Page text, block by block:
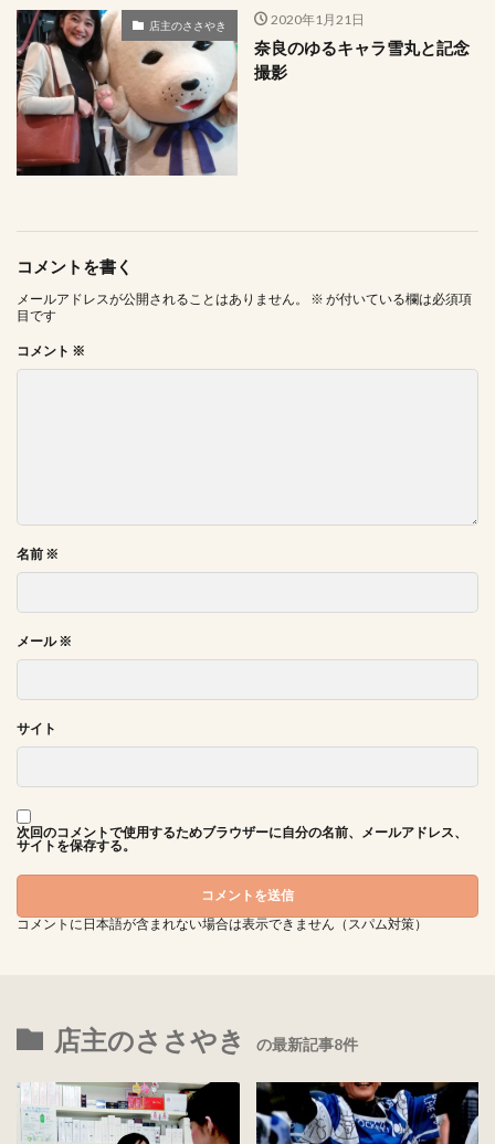
店主のささやき 2020年1月21日
奈良のゆるキャラ雪丸と記念
撮影
コメントを書く
メールアドレスが公開されることはありません。 ※ が付いている欄は必須項
目です
コメント ※
名前 ※
メール※
サイト
次回のコメントで使用するためブラウザーに自分の名前、メールアドレス、
サイトを保存する。
コメントに日本語が含まれない場合は表示できません（スパム対策）
店主のささやき の最新記事8件